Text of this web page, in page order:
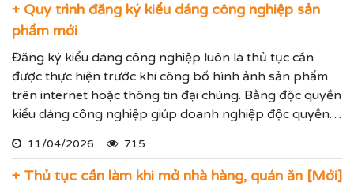
+ Quy trình đăng ký kiểu dáng công nghiệp sản
phẩm mới
Đăng ký kiểu dáng công nghiệp luôn là thủ tục cần
được thực hiện trước khi công bố hình ảnh sản phẩm
trên internet hoặc thông tin đại chúng. Bằng độc quyền
kiểu dáng công nghiệp giúp doanh nghiệp độc quyền
hạn đến 15 năm.
11/04/2026 715
+ Thủ tục cần làm khi mở nhà hàng, quán ăn [Mới]